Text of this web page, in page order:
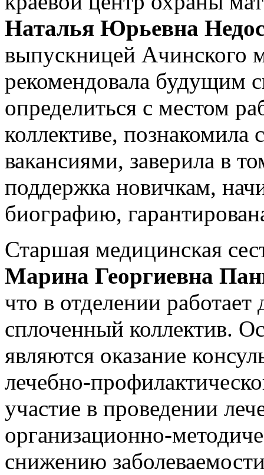
Наталья Юрьевна
выпускницей Ачинского
рекомендовала будущим
определиться с местом
коллективе,
вакансиями, заверила в
поддержка новичкам,
биографию,
Старшая медицинская
Марина Георгиевна
что в отделении
сплоченный коллектив.
являются оказание
лечебно-
участие в проведении
организационно-
снижению